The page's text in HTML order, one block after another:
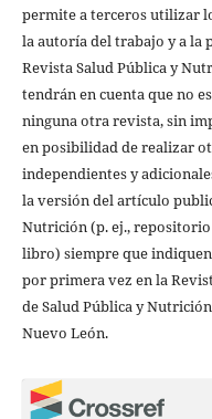
permite a terceros utilizar
la autoría del trabajo y a la
Revista Salud Pública y
tendrán en cuenta que no
ninguna otra revista, sin
en posibilidad de realizar
independientes y
la versión del artículo
Nutrición (p. ej.,
libro) siempre que
por primera vez en la
de Salud Pública y
Nuevo León.